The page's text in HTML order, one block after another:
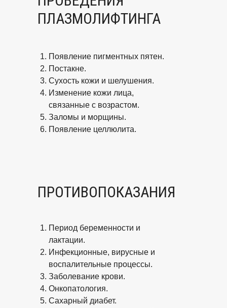
ПЛАЗМОЛИФТИНГА
Появление пигментных пятен.
Постакне.
Сухость кожи и шелушения.
Изменение кожи лица,
связанные с возрастом.
Заломы и морщины.
Появление целлюлита.
ПРОТИВОПОКАЗАНИЯ
Период беременности и
лактации.
Инфекционные, вирусные и
воспалительные процессы.
Заболевание крови.
Онкопатология.
Сахарный диабет.